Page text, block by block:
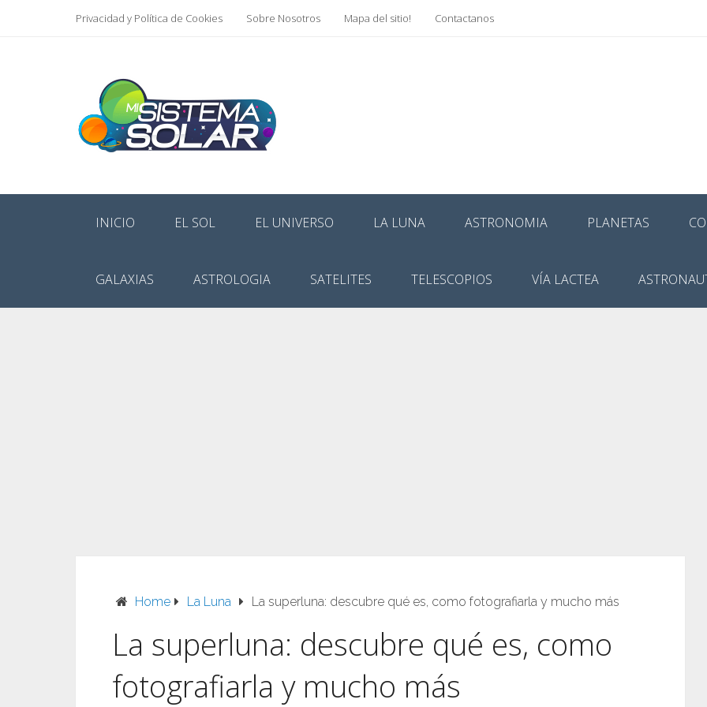
Privacidad y Política de Cookies Sobre Nosotros Mapa del sitio! Contactanos
INICIO EL SOL EL UNIVERSO LA LUNA ASTRONOMIA PLANETAS
GALAXIAS ASTROLOGIA SATELITES TELESCOPIOS VÍA LACTEA
Home La Luna La superluna: descubre qué es, como fotografiarla y mucho más
La superluna: descubre qué es, como
fotografiarla y mucho más